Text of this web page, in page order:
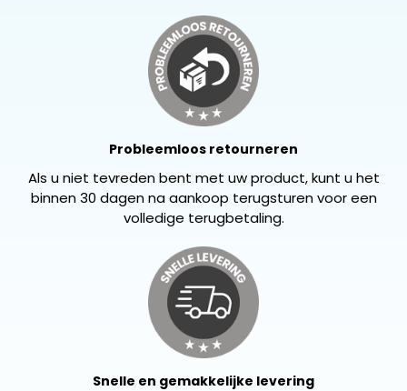
Probleemloos retourneren
Als u niet tevreden bent met uw product, kunt u het
binnen 30 dagen na aankoop terugsturen voor een
volledige terugbetaling.
Snelle en gemakkelijke levering